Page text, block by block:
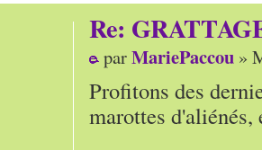
Re:
parMariePaccou »
Profitons des
marottes